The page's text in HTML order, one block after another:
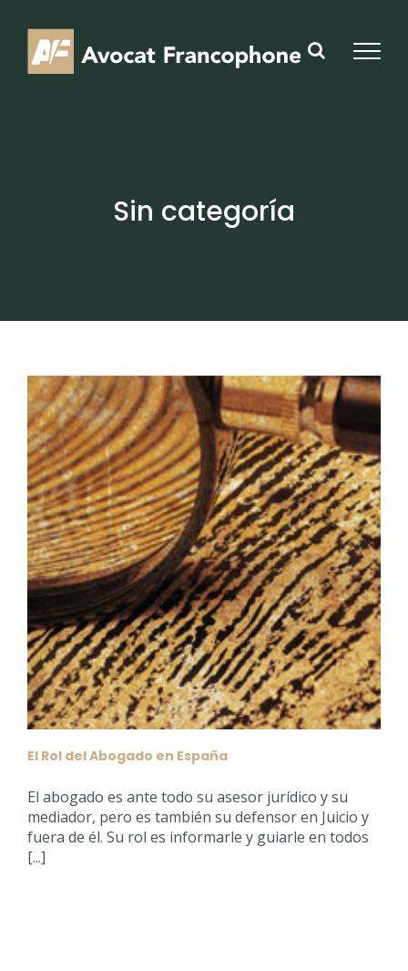
content
Sin categoría
El Rol del Abogado en España
El abogado es ante todo su asesor jurídico y su
mediador, pero es también su defensor en Juicio y
fuera de él. Su rol es informarle y guiarle en todos
[...]